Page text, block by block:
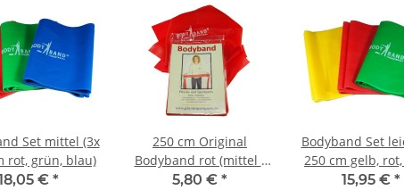
Set mittel (3x
rot, grün, blau)
€ *
250 cm Original
Bodyband rot (mittel -
0,20mm)
5,80 € *
Bodyband Set
250 cm gelb,
15,95 € *